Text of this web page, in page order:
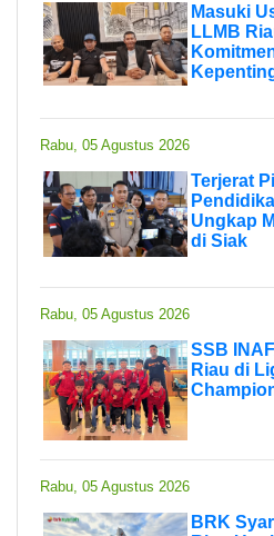
Masuki
LLMB
Rabu, 05 Agustus 2026
Terjerat
Ungkap
di Siak
Rabu, 05 Agustus 2026
SSB
Riau di
Rabu, 05 Agustus 2026
BRK